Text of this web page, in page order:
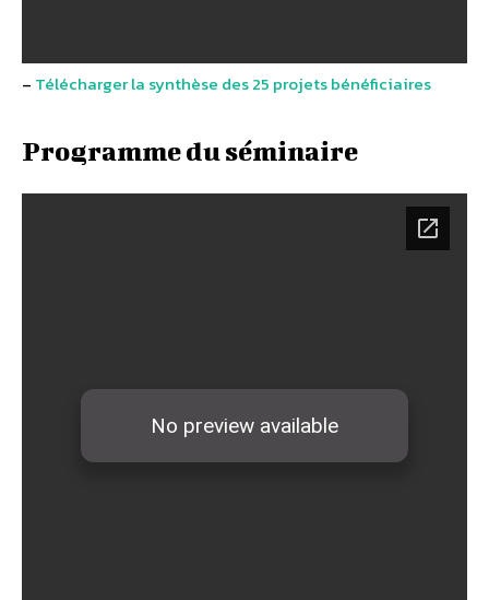
– Télécharger la synthèse des 25 projets bénéficiaires
Programme du séminaire